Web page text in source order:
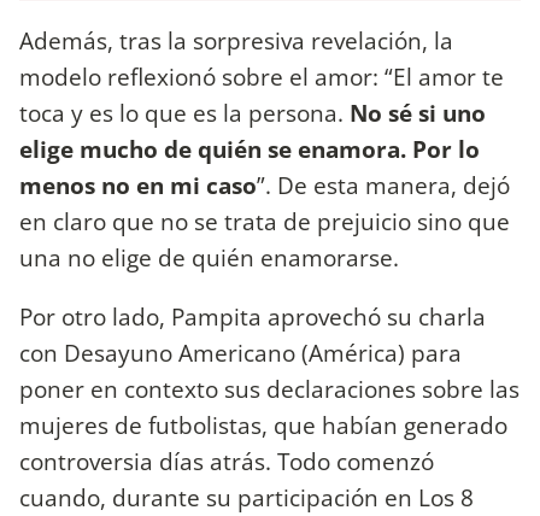
Además, tras la sorpresiva revelación, la
modelo reflexionó sobre el amor: “El amor te
toca y es lo que es la persona. No sé si uno
elige mucho de quién se enamora. Por lo
menos no en mi caso”. De esta manera, dejó
en claro que no se trata de prejuicio sino que
una no elige de quién enamorarse.
Por otro lado, Pampita aprovechó su charla
con Desayuno Americano (América) para
poner en contexto sus declaraciones sobre las
mujeres de futbolistas, que habían generado
controversia días atrás. Todo comenzó
cuando, durante su participación en Los 8